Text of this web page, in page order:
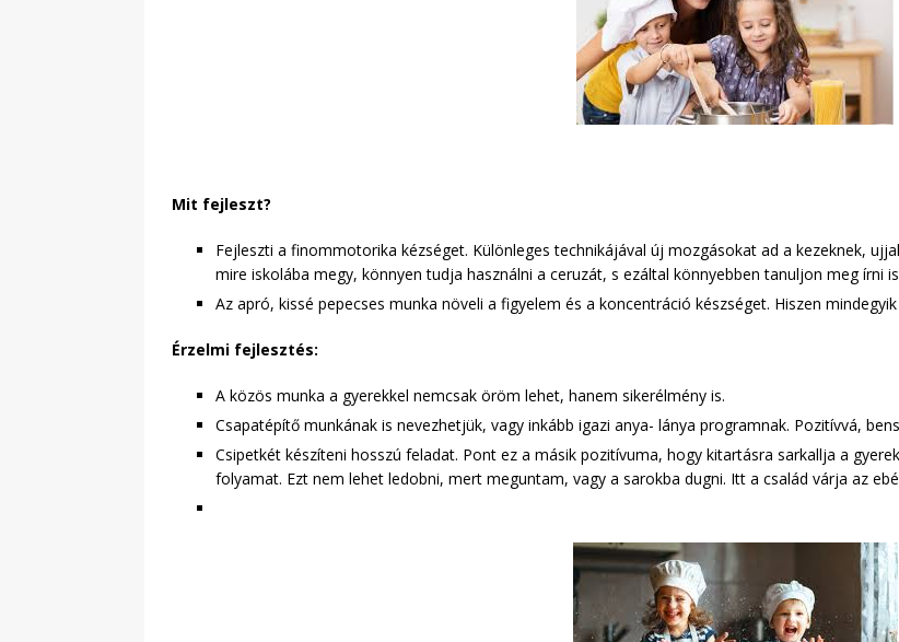
Mit fejleszt?
Fejleszti a finommotorika kézséget. Különleges technikájával új mozgásokat ad a kezeknek,
mire iskolába megy, könnyen tudja használni a ceruzát, s ezáltal könnyebben tanuljon meg írni
Az apró, kissé pepecses munka növeli a figyelem és a koncentráció készséget. Hiszen
Érzelmi fejlesztés:
A közös munka a gyerekkel nemcsak öröm lehet, hanem sikerélmény is.
Csapatépítő munkának is nevezhetjük, vagy inkább igazi anya- lánya programnak. Pozitívvá,
Csipetkét készíteni hosszú feladat. Pont ez a másik pozitívuma, hogy kitartásra sarkallja a
folyamat. Ezt nem lehet ledobni, mert meguntam, vagy a sarokba dugni. Itt a család várja az